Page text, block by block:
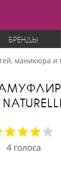
БРЕНДЫ
маникюра и
4 голоса